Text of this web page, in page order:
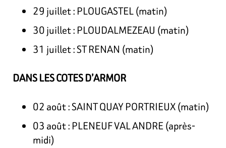
29 juillet : PLOUGASTEL (matin)
30 juillet : PLOUDALMEZEAU (matin)
31 juillet : ST RENAN (matin)
DANS LES COTES D’ARMOR
02 août : SAINT QUAY PORTRIEUX (matin)
03 août : PLENEUF VAL ANDRE (après-
midi)